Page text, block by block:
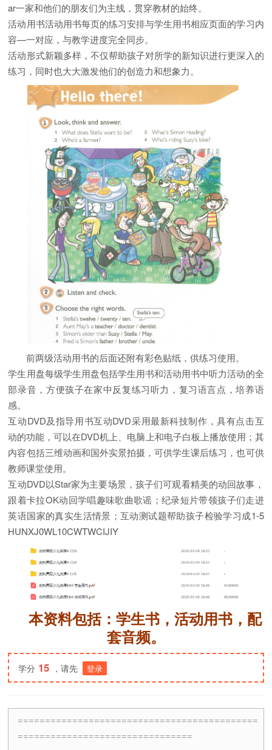
ar一家和他们的朋友们为主线，贯穿教材的始终。
活动用书活动用书每页的练习安排与学生用书相应页面的学习内
容—一对应，与教学进度完全同步。
活动形式新颖多样，不仅帮助孩子对所学的新知识进行更深入的
练习，同时也大大激发他们的创造力和想象力。
前两级活动用书的后面还附有彩色贴纸，供练习使用。
学生用盘每级学生用盘包括学生用书和活动用书中听力活动的全
部录音，方便孩子在家中反复练习听力，复习语言点，培养语
感。
互动DVD及指导用书互动DVD采用最新科技制作，具有点击互
动的功能，可以在DVD机上、电脑上和电子白板上播放使用；其
内容包括三维动画和国外实景拍摄，可供学生课后练习，也可供
教师课堂使用。
互动DVD以Star家为主要场景，孩子们可观看精美的动回故事，
跟着卡拉OK动回学唱趣味歌曲歌谣；纪录短片带领孩子们走进
英语国家的真实生活情景；互动测试题帮助孩子检验学习成1-5
HUNXJ0WL10CWTWCIJIY
本资料包括：学生书，活动用书，配
套音频。
学分 15 ，请先 登录
============================================
================================